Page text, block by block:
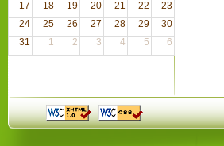
17
18 19 20 21 22
23
24
25 26 27 28 29
30
31
1 2 3 4 5 6